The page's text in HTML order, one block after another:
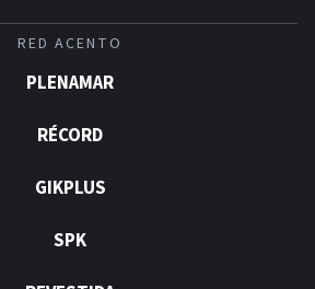
RED ACENTO
PLENAMAR
RÉCORD
GIKPLUS
SPK